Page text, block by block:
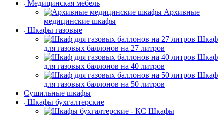
Медицинская мебель
Архивные
медицинские шкафы
Шкафы газовые
Шкаф
для газовых баллонов на 27 литров
Шкаф
для газовых баллонов на 40 литров
Шкаф
для газовых баллонов на 50 литров
Сушильные шкафы
Шкафы бухгалтерские
Шкафы